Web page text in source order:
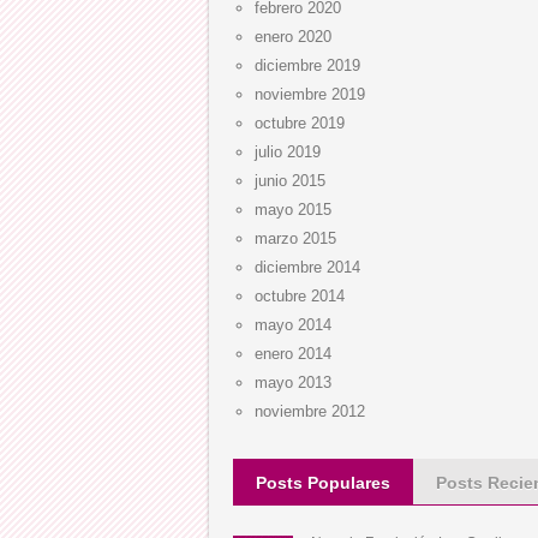
febrero 2020
enero 2020
diciembre 2019
noviembre 2019
octubre 2019
julio 2019
junio 2015
mayo 2015
marzo 2015
diciembre 2014
octubre 2014
mayo 2014
enero 2014
mayo 2013
noviembre 2012
Posts Populares Posts